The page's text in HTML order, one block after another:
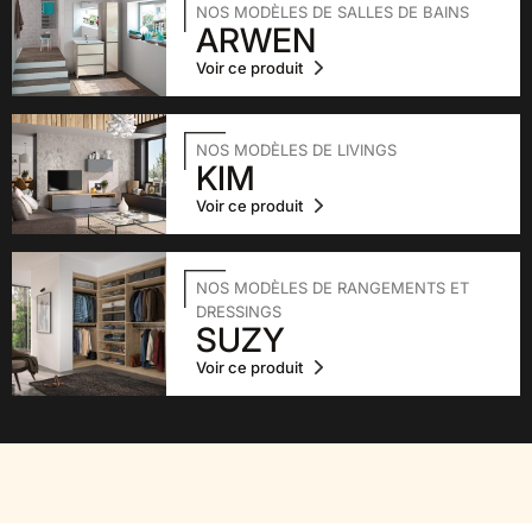
NOS MODÈLES DE SALLES DE BAINS
ARWEN
Voir ce produit
NOS MODÈLES DE LIVINGS
KIM
Voir ce produit
NOS MODÈLES DE RANGEMENTS ET
DRESSINGS
SUZY
Voir ce produit